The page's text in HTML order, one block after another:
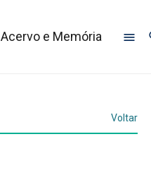
Acervo e Memória
Voltar